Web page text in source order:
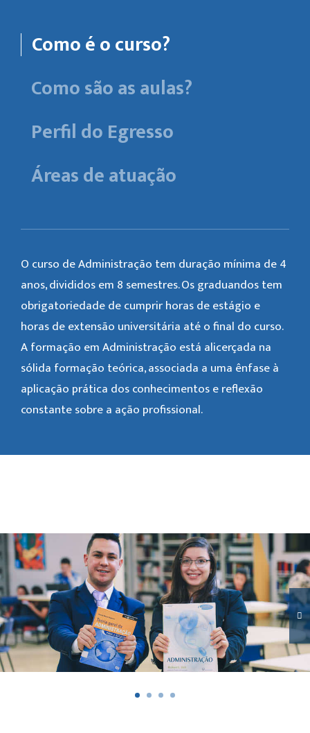
Como é o curso?
Como são as aulas?
Perfil do Egresso
Áreas de atuação
O curso de Administração tem duração mínima de 4
anos, divididos em 8 semestres. Os graduandos tem
obrigatoriedade de cumprir horas de estágio e
horas de extensão universitária até o final do curso.
A formação em Administração está alicerçada na
sólida formação teórica, associada a uma ênfase à
aplicação prática dos conhecimentos e reflexão
constante sobre a ação profissional.